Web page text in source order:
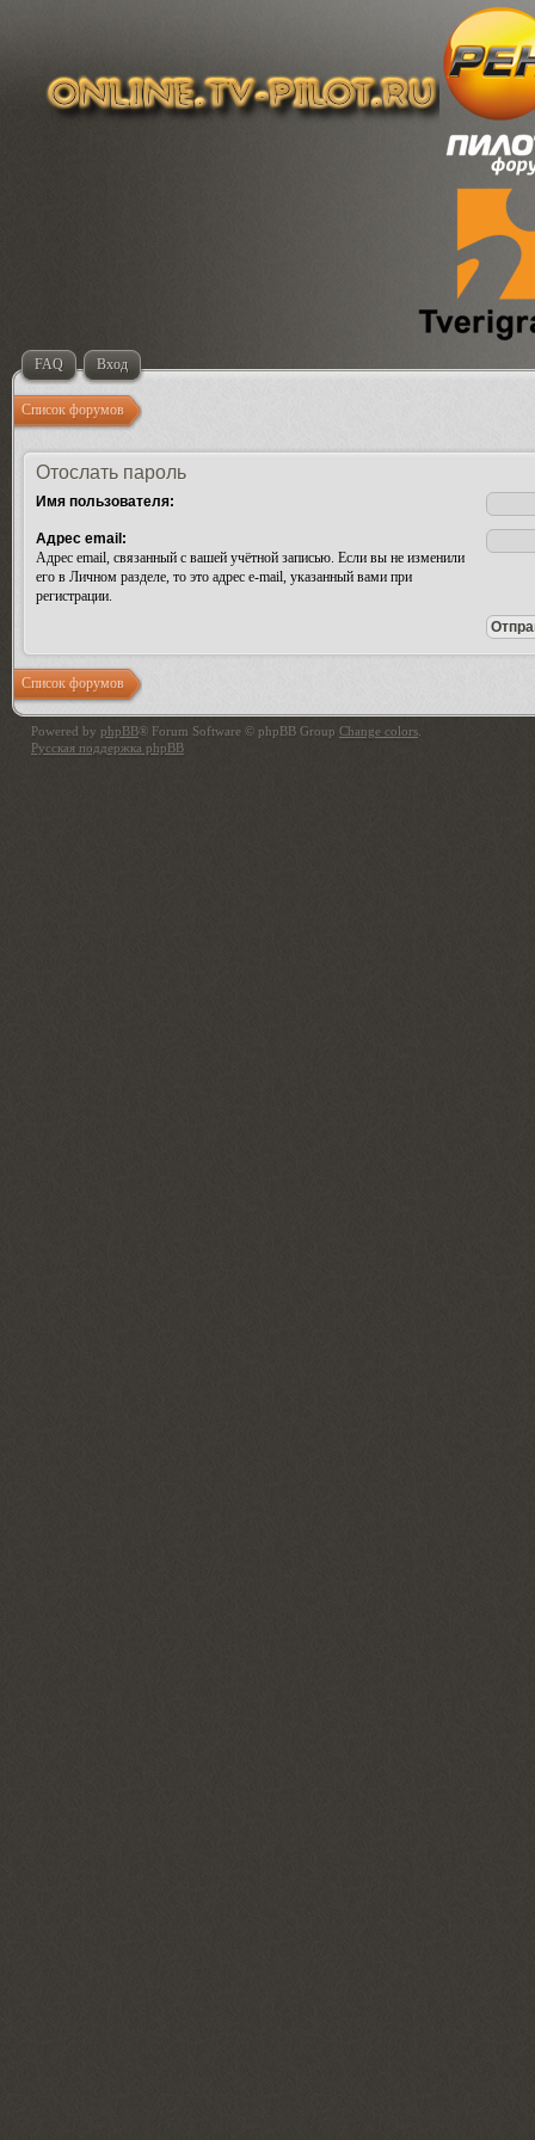
FAQ Вход
Список форумов
Отослать пароль
Имя пользователя:
Адрес email:
Адрес email, связанный с вашей учётной записью. Если вы не изменили
его в Личном разделе, то это адрес e-mail, указанный вами при
регистрации.
Список форумов
Powered by phpBB® Forum Software © phpBB Group Change colors
Русская поддержка phpBB